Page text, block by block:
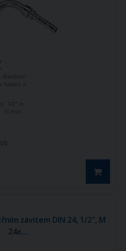
hadice o
1/2" in
13 mm
závitem DIN 24, 1/2", M
24x...